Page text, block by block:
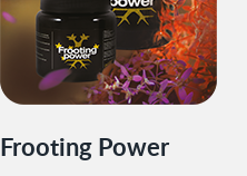
Frooting Power